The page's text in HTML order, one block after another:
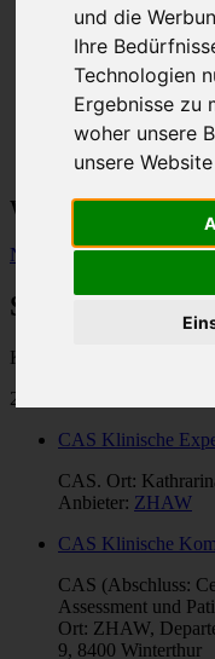
und die
Ihre
Technologien
Ergebnisse zu
woher unsere
unsere
Netzwerk
Mitglieder
Mitglied
Werbung
über uns
Kontakt
Lounge
Weiterbildungen im
Neue Suche
Suchresultate
Kategorie: "
276 Treffer
CAS Klinische
CAS. Ort:
Anbieter: ZHAW
CAS Klinische
CAS (Abschluss:
Assessment und
Ort: ZHAW,
9, 8400 Winterthur